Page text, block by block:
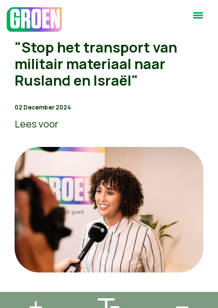
"Stop het transport van
militair materiaal naar
Rusland en Israël"
02 December 2024
Lees voor